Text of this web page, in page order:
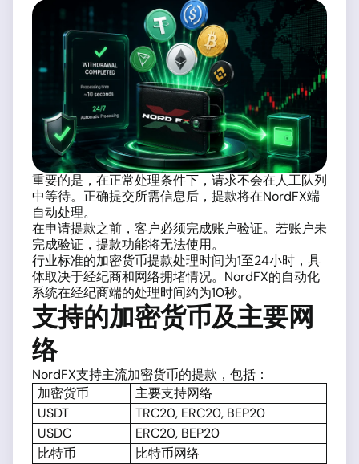
重要的是，在正常处理条件下，请求不会在人工队列
中等待。正确提交所需信息后，提款将在NordFX端
自动处理。
在申请提款之前，客户必须完成账户验证。若账户未
完成验证，提款功能将无法使用。
行业标准的加密货币提款处理时间为1至24小时，具
体取决于经纪商和网络拥堵情况。NordFX的自动化
系统在经纪商端的处理时间约为10秒。
支持的加密货币及主要网
络
NordFX支持主流加密货币的提款，包括：
加密货币
主要支持网络
USDT
TRC20, ERC20, BEP20
USDC
ERC20, BEP20
比特币
比特币网络